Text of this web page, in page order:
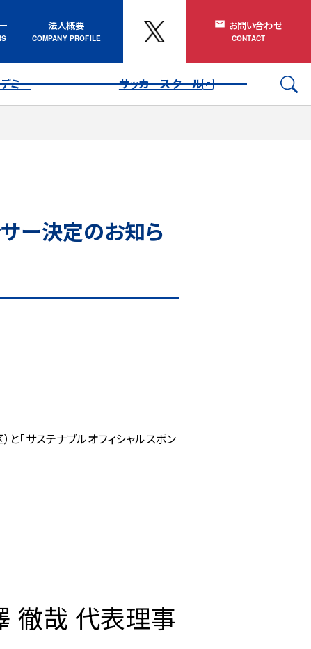
法人概要 お問い合わせ
ミー サッカースクール
ー決定のお知ら
「サステナブルオフィシャルスポン
徹哉 代表理事